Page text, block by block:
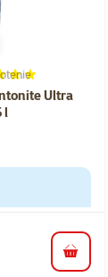
Ultra
l
100%, počet
do